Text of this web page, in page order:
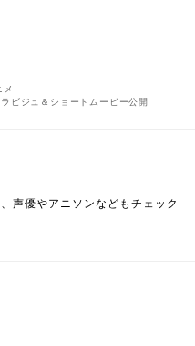
メ
ビジュ＆ショートムービー公開
声優やアニソンなどもチェック